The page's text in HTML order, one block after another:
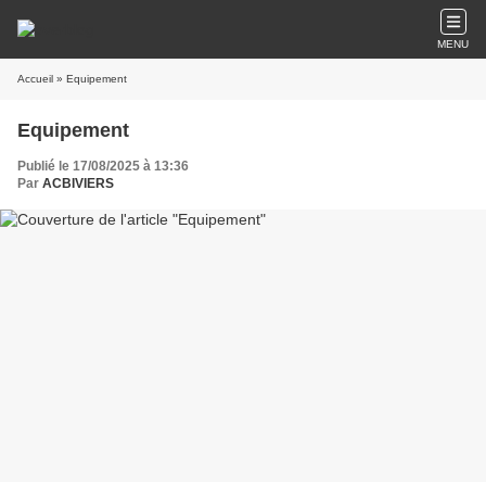
MENU
Accueil » Equipement
Equipement
Publié le 17/08/2025 à 13:36
Par ACBIVIERS